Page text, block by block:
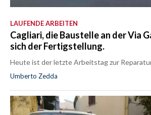
LAUFENDE ARBEITEN
Cagliari, die Baustelle an der Via
sich der Fertigstellung.
Heute ist der letzte Arbeitstag zur
Umberto Zedda